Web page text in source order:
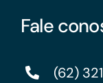
Fale
(62)